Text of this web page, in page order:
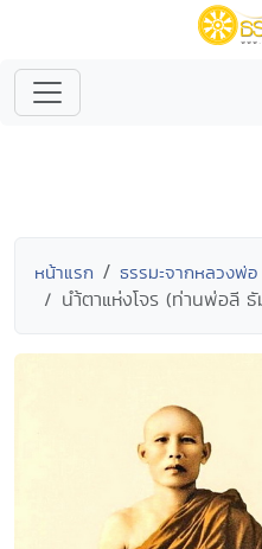
หน้าแรก ธรรมะจากหลวงพ่อ
นำ้ตาแห่งโจร (ท่านพ่อลี ธั